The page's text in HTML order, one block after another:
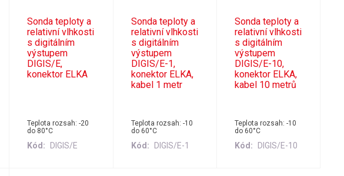
Sonda teploty a
relativní vlhkosti
s digitálním
výstupem
DIGIS/E,
konektor ELKA
Teplota rozsah: -20
do 80°C
Kód DIGIS/E
Sonda teploty a
relativní vlhkosti
s digitálním
výstupem
DIGIS/E-1,
konektor ELKA,
kabel 1 metr
Teplota rozsah: -10
do 60°C
Kód DIGIS/E-1
Sonda teploty a
relativní vlhkosti
s digitálním
výstupem
DIGIS/E-10,
konektor ELKA,
kabel 10 metrů
Teplota rozsah: -10
do 60°C
Kód DIGIS/E-10